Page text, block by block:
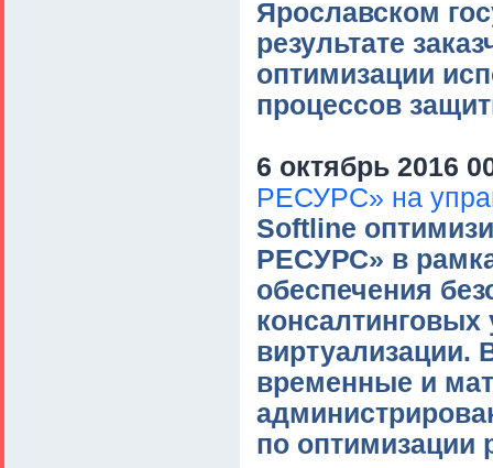
Ярославском
результате
оптимизации
процессов
6 октябрь 2016
РЕСУРС» на
Softline
РЕСУРС» в
обеспечения
виртуализации.
временные и
по оптимизации